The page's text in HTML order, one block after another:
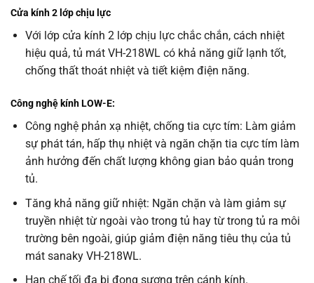
Cửa kính 2 lớp chịu lực
Với lớp cửa kính 2 lớp chịu lực chắc chắn, cách nhiệt
hiệu quả, tủ mát VH-218WL có khả năng giữ lạnh tốt,
chống thất thoát nhiệt và tiết kiệm điện năng.
Công nghệ kính LOW-E:
Công nghệ phản xạ nhiệt, chống tia cực tím: Làm giảm
sự phát tán, hấp thụ nhiệt và ngăn chặn tia cực tím làm
ảnh hưởng đến chất lượng không gian bảo quản trong
tủ.
Tăng khả năng giữ nhiệt: Ngăn chặn và làm giảm sự
truyền nhiệt từ ngoài vào trong tủ hay từ trong tủ ra môi
trường bên ngoài, giúp giảm điện năng tiêu thụ của tủ
mát sanaky VH-218WL.
Hạn chế tối đa bị đọng sương trên cánh kính.